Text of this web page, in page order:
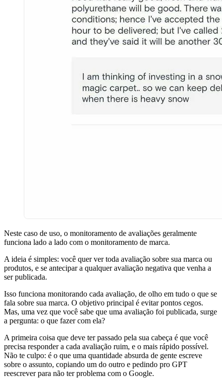
Neste caso de uso, o monitoramento de avaliações geralmente
funciona lado a lado com o monitoramento de marca.
A ideia é simples: você quer ver toda avaliação sobre sua marca ou
produtos, e se antecipar a qualquer avaliação negativa que venha a
ser publicada.
Isso funciona monitorando cada avaliação, de olho em tudo o que se
fala sobre sua marca. O objetivo principal é evitar pontos cegos.
Mas, uma vez que você sabe que uma avaliação foi publicada, surge
a pergunta: o que fazer com ela?
A primeira coisa que deve ter passado pela sua cabeça é que você
precisa responder a cada avaliação ruim, e o mais rápido possível.
Não te culpo: é o que uma quantidade absurda de gente escreve
sobre o assunto, copiando um do outro e pedindo pro GPT
reescrever para não ter problema com o Google.